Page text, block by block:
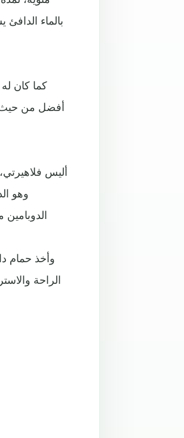
بالماء
كما كان له
أفضل من حيث
أليس
وهو
وأخذ حمام
الراحة